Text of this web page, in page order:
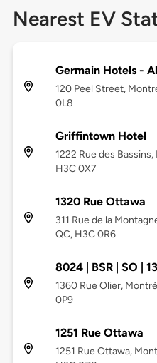
Nearest EV
Germain Hotels -
120 Peel Street,
0L8
Griffintown Hotel
1222 Rue des
H3C 0X7
1320 Rue Ottawa
311 Rue de la
QC, H3C 0R6
8024 | BSR | SO |
1360 Rue Olier,
0P9
1251 Rue Ottawa
1251 Rue Ottawa,